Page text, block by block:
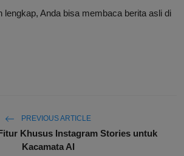
lengkap, Anda bisa membaca berita asli di
PREVIOUS ARTICLE
Khusus Instagram Stories untuk
Kacamata AI